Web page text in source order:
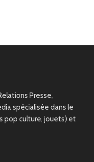
Presse,
spécialisée dans le
pop culture, jouets) et